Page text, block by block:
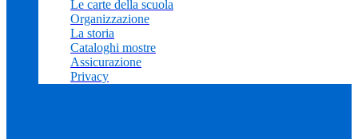
Le carte della scuola
Organizzazione
La storia
Cataloghi mostre
Assicurazione
Privacy